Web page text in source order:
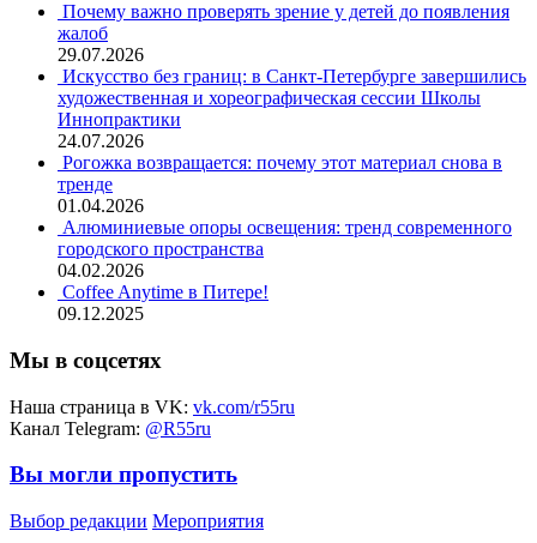
Почему важно проверять зрение у детей до появления
жалоб
29.07.2026
Искусство без границ: в Санкт-Петербурге завершились
художественная и хореографическая сессии Школы
Иннопрактики
24.07.2026
Рогожка возвращается: почему этот материал снова в
тренде
01.04.2026
Алюминиевые опоры освещения: тренд современного
городского пространства
04.02.2026
Coffee Anytime в Питере!
09.12.2025
Мы в соцсетях
Наша страница в VK: vk.com/r55ru
Канал Telegram: @R55ru
Вы могли пропустить
Выбор редакции Мероприятия